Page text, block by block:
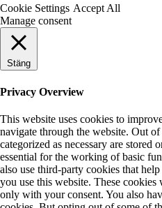
Cookie Settings Accept All
Manage consent
Stäng
Privacy Overview
This website uses cookies to
navigate through the website. Out of
categorized as necessary are stored
essential for the working of basic
also use third-party cookies that
you use this website. These
only with your consent. You also